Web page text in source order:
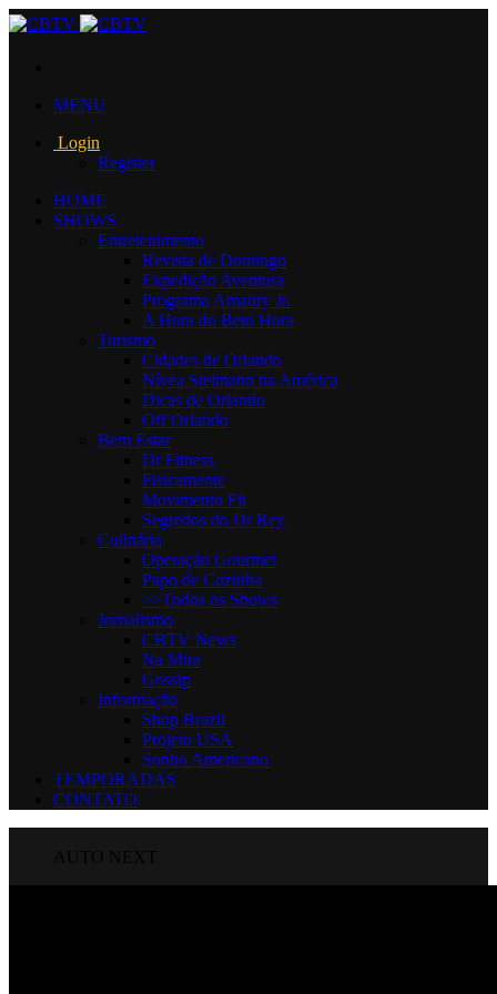
MENU
Login
Register
HOME
SHOWS
Entretenimento
Revista de Domingo
Expedição Aventura
Programa Amaury Jr.
A Hora do Beto Hora
Turismo
Cidades de Orlando
Nívea Stelmann na América
Dicas de Orlando
Off Orlando
Bem Estar
Dr Fitness
Fisicamente
Movimento Fit
Segredos do Dr Rey
Culinária
Operação Gourmet
Papo de Cozinha
>>Todos os Shows
Jornalismo
CBTV News
Na Mira
Gossip
Informaçāo
Shop Brazil
Projeto USA
Sonho Americano
TEMPORADAS
CONTATO